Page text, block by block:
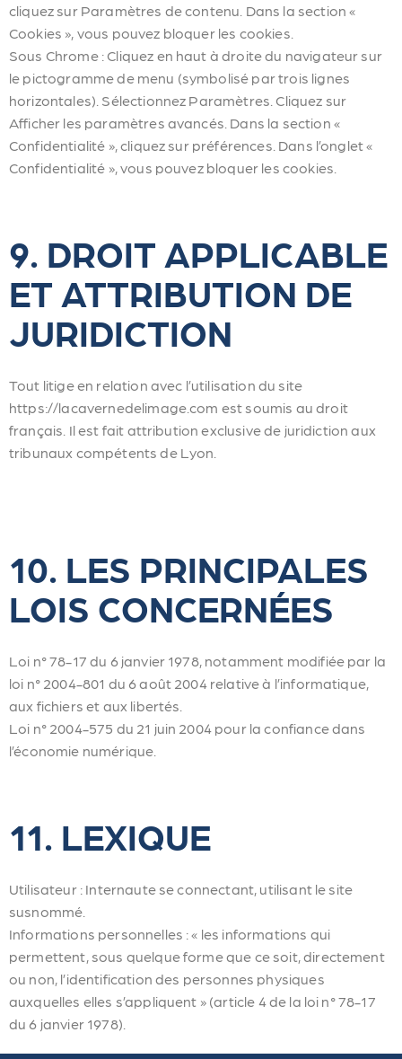
cliquez sur Paramètres de contenu. Dans la section «
Cookies », vous pouvez bloquer les cookies.
Sous Chrome : Cliquez en haut à droite du navigateur sur
le pictogramme de menu (symbolisé par trois lignes
horizontales). Sélectionnez Paramètres. Cliquez sur
Afficher les paramètres avancés. Dans la section «
Confidentialité », cliquez sur préférences. Dans l’onglet «
Confidentialité », vous pouvez bloquer les cookies.
9. DROIT APPLICABLE
ET ATTRIBUTION DE
JURIDICTION
Tout litige en relation avec l’utilisation du site
https://lacavernedelimage.com est soumis au droit
français. Il est fait attribution exclusive de juridiction aux
tribunaux compétents de Lyon.
10. LES PRINCIPALES
LOIS CONCERNÉES
Loi n° 78-17 du 6 janvier 1978, notamment modifiée par la
loi n° 2004-801 du 6 août 2004 relative à l’informatique,
aux fichiers et aux libertés.
Loi n° 2004-575 du 21 juin 2004 pour la confiance dans
l’économie numérique.
11. LEXIQUE
Utilisateur : Internaute se connectant, utilisant le site
susnommé.
Informations personnelles : « les informations qui
permettent, sous quelque forme que ce soit, directement
ou non, l’identification des personnes physiques
auxquelles elles s’appliquent » (article 4 de la loi n° 78-17
du 6 janvier 1978).